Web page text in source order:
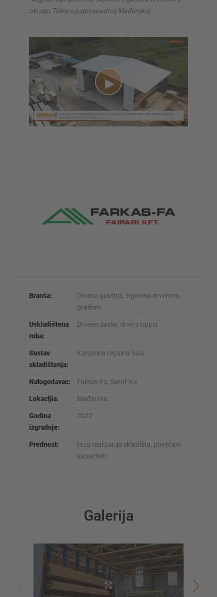
okrugu Tolna u jugozapadnoj Mađarskoj.
Branša:
Drvena gradnja, trgovina drvenom
građom
Uskladištena
roba:
Drvene daske, drveni trupci
Sustav
skladištenja:
Konzolna regalna hala
Nalogodavac: Farkas-Fa, Sarof-Ka
Lokacijia: Mađarska
Godina
izgradnje:
2022
Prednost:
brza realizacija skladišta, povećani
kapaciteti
Galerija